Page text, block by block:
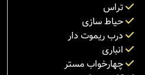
تراس
حیاط سازی
درب ریموت دار
انباری
چهارخواب مستر